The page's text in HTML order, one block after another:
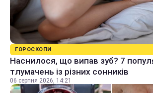
ГОРОСКОПИ
Наснилося, що випав зуб? 7
тлумачень із різних сонників
06 серпня 2026, 14:21